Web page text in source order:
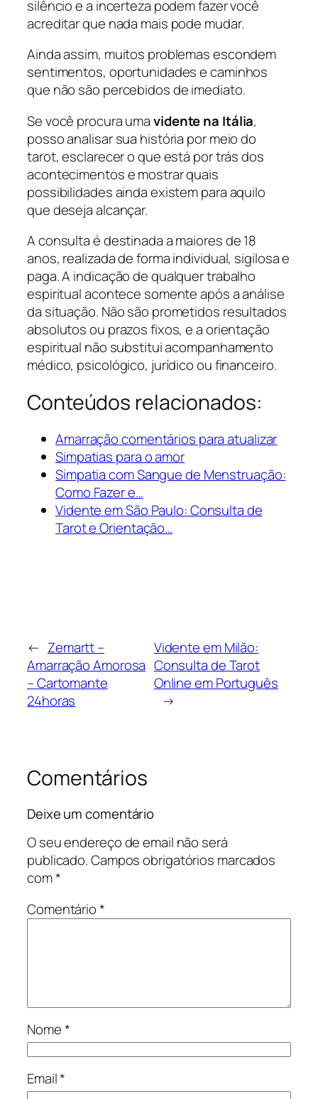
silêncio e a incerteza podem fazer você
acreditar que nada mais pode mudar.
Ainda assim, muitos problemas escondem
sentimentos, oportunidades e caminhos
que não são percebidos de imediato.
Se você procura umavidente na Itália,
posso analisar sua história por meio do
tarot, esclarecer o que está por trás dos
acontecimentos e mostrar quais
possibilidades ainda existem para aquilo
que deseja alcançar.
A consulta é destinada a maiores de 18
anos, realizada de forma individual, sigilosa e
paga. A indicação de qualquer trabalho
espiritual acontece somente após a análise
da situação. Não são prometidos resultados
absolutos ou prazos fixos, e a orientação
espiritual não substitui acompanhamento
médico, psicológico, jurídico ou financeiro.
Conteúdos relacionados:
Amarração comentários para atualizar
Simpatias para o amor
Simpatia com Sangue de Menstruação:
Como Fazer e…
Vidente em São Paulo: Consulta de
Tarot e Orientação…
← Zemartt –
Amarração Amorosa
– Cartomante
24horas
Vidente em Milão:
Consulta de Tarot
Online em Português
→
Comentários
Deixe um comentário
O seu endereço de email não será
publicado.Campos obrigatórios marcados
com*
Comentário*
Nome*
Email*